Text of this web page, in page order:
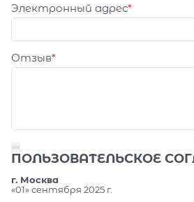
Электронный адрес
Отзыв
ПОЛЬЗОВАТЕЛЬСКОЕ
г. Москва
«01» сентября 2025 г.